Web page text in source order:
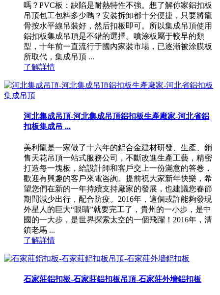
嗎？PVC板：缺陷是耐熱特性不強。想了解你家鋁扣板
吊頂包工包料多少嗎？安裝拆卸都十分便捷，只要將龍
骨按水平線吊裝好，然后扣板即可。所以集成吊頂使用
鋁扣板集成吊頂是不錯的選擇。噴涂板屬于較早的類
型，十年前一直流行于國內家裝市場，已逐漸被涂膜板
所取代，集成吊頂 ...
了解詳情
河北集成吊頂-河北集成吊頂鋁扣板生產廠家-河北省鋁
扣板集成吊 ...
美利龍是一家做了十六年的鋁合金建材研發、生產、銷
售天花吊頂一站式服務公司，不斷改進生產工藝，精密
打造每一塊板，給設計師和客戶交上一份滿意的答卷，
歡迎有興趣的客戶來電咨詢。提前祝大家新年快樂，希
望您們在新的一年持續支持廠家的發展，也建議您春節
期間減少出行，配合防疫。2016年，這個或許能夠發現
外星人的巨大“眼睛”就要完工了，貴州的一小步，是中
國的一大步，是世界探索太空的一個飛躍！2016年，清
鎮老馬 ...
了解詳情
石家莊鋁扣板-石家莊鋁扣板吊頂-石家莊外墻鋁扣板